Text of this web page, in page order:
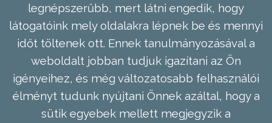
legnépszerűbb, mert látni engedik, hogy
látogatóink mely oldalakra lépnek be és mennyi
időt töltenek ott. Ennek tanulmányozásával a
weboldalt jobban tudjuk igazítani az Ön
igényeihez, és még változatosabb felhasználói
élményt tudunk nyújtani Önnek azáltal, hogy a
sütik egyebek mellett megjegyzik a